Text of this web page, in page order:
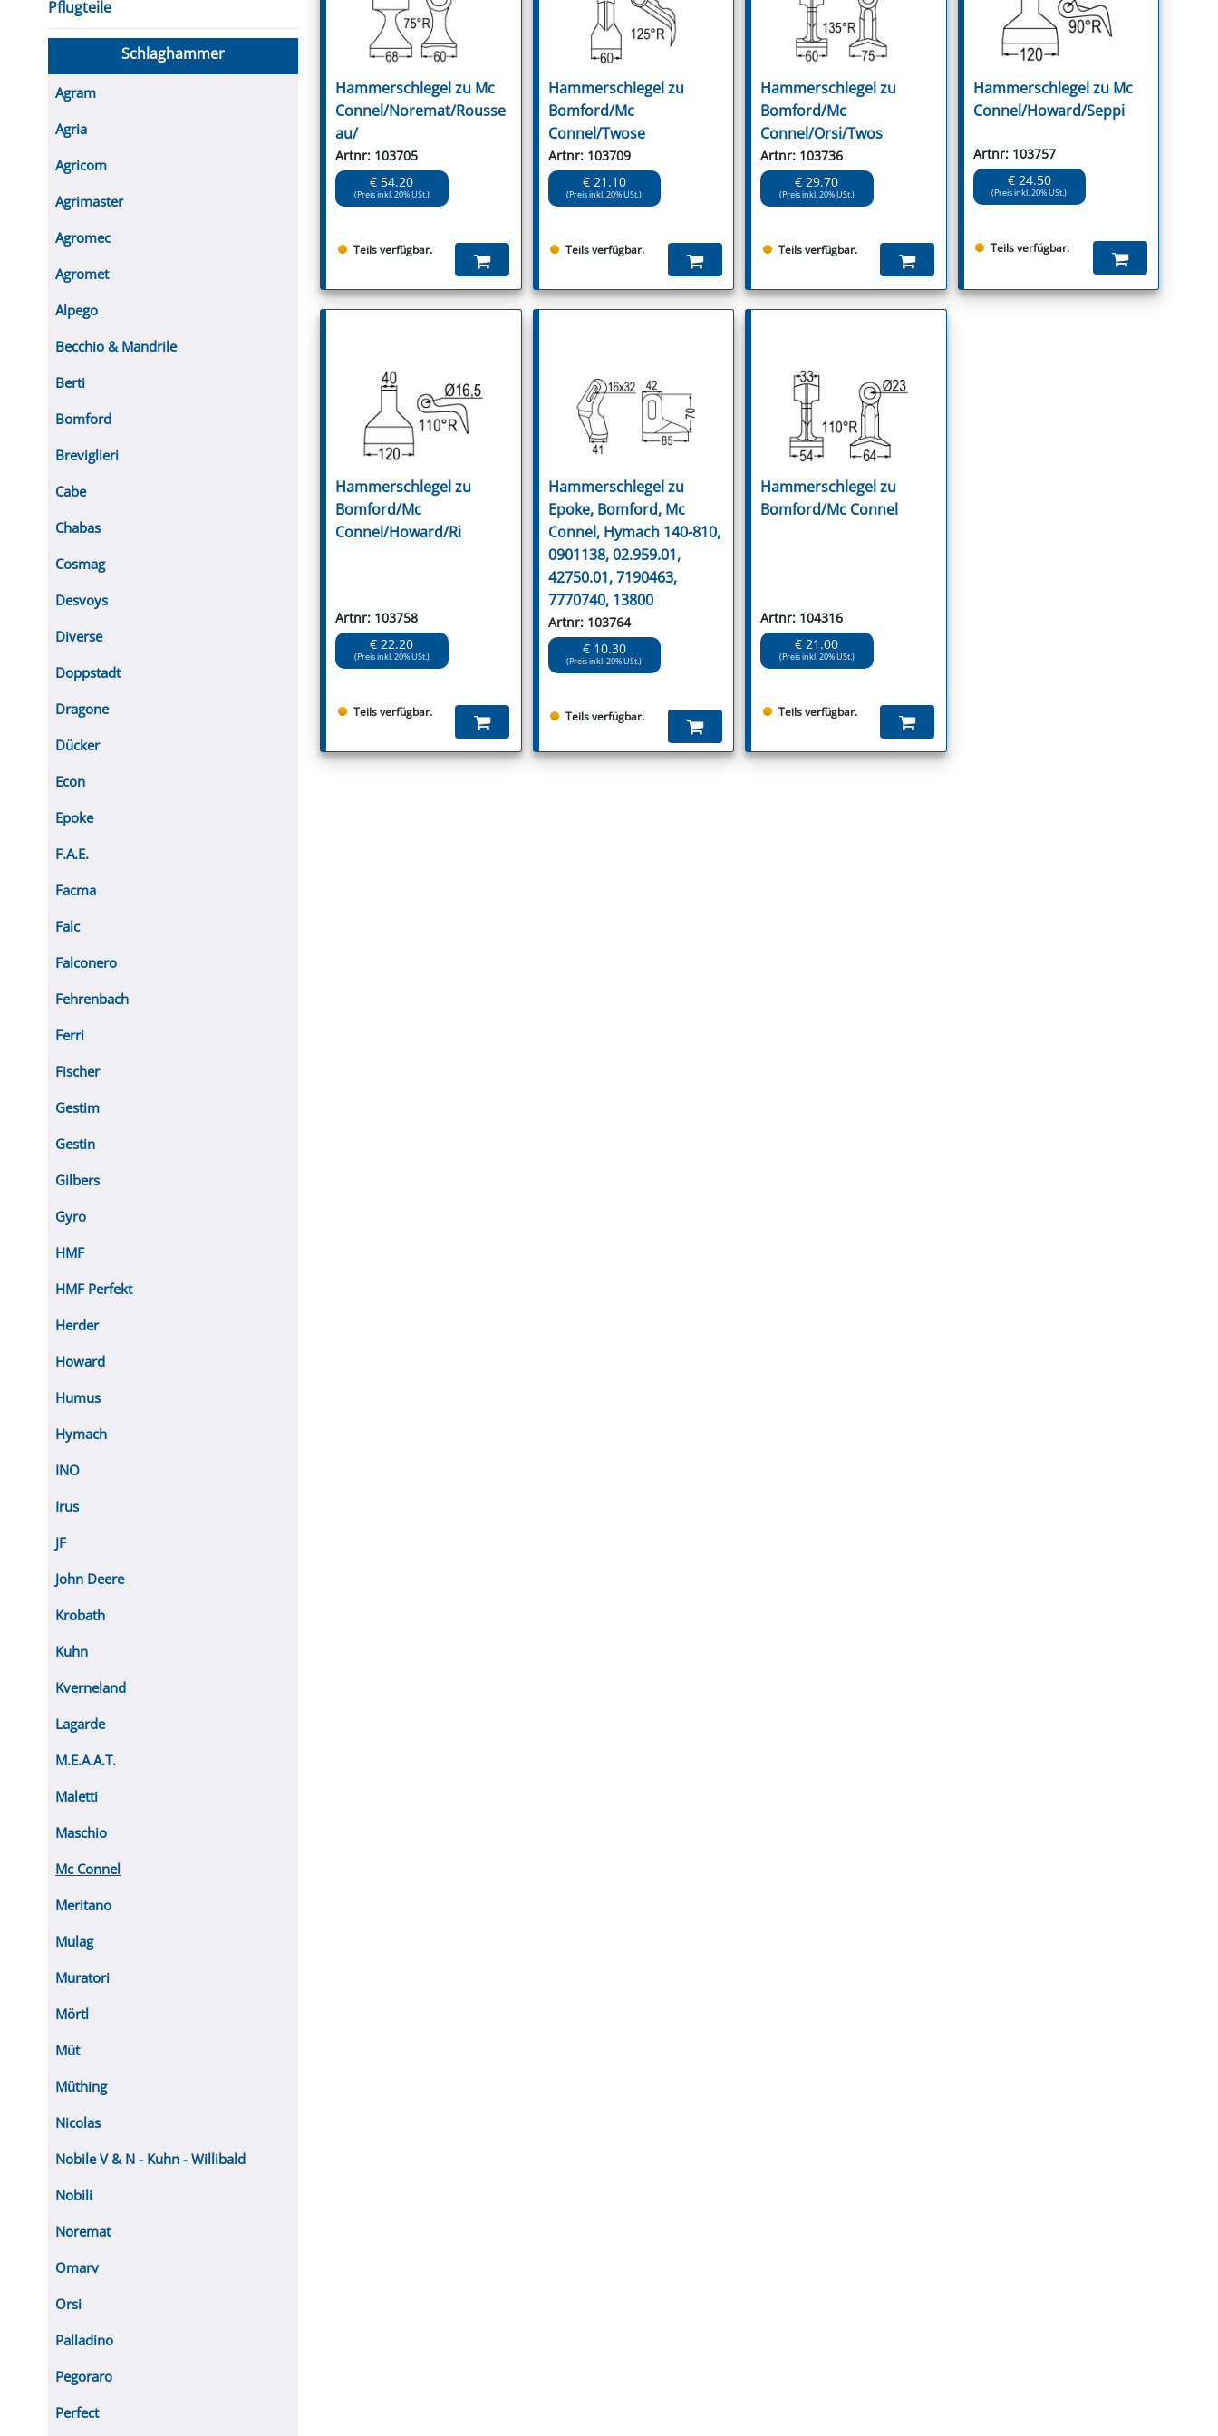
Pflugteile
Schlaghammer
Agram
Agria
Agricom
Agrimaster
Agromec
Agromet
Alpego
Becchio & Mandrile
Berti
Bomford
Breviglieri
Cabe
Chabas
Cosmag
Desvoys
Diverse
Doppstadt
Dragone
Dücker
Econ
Epoke
F.A.E.
Facma
Falc
Falconero
Fehrenbach
Ferri
Fischer
Gestim
Gestin
Gilbers
Gyro
HMF
HMF Perfekt
Herder
Howard
Humus
Hymach
INO
Irus
JF
John Deere
Krobath
Kuhn
Kverneland
Lagarde
M.E.A.A.T.
Maletti
Maschio
Mc Connel
Meritano
Mulag
Muratori
Mörtl
Müt
Müthing
Nicolas
Nobile V & N - Kuhn - Willibald
Nobili
Noremat
Omarv
Orsi
Palladino
Pegoraro
Perfect
Hammerschlegel zu Mc
Connel/Noremat/Rousse
au/
Artnr: 103705
€ 54.20
(Preis inkl. 20% USt.)
Teils verfügbar.
Hammerschlegel zu
Bomford/Mc
Connel/Twose
Artnr: 103709
€ 21.10
(Preis inkl. 20% USt.)
Teils verfügbar.
Hammerschlegel zu
Bomford/Mc
Connel/Orsi/Twos
Artnr: 103736
€ 29.70
(Preis inkl. 20% USt.)
Teils verfügbar.
Hammerschlegel zu Mc
Connel/Howard/Seppi
Artnr: 103757
€ 24.50
(Preis inkl. 20% USt.)
Teils verfügbar.
Hammerschlegel zu
Bomford/Mc
Connel/Howard/Ri
Artnr: 103758
€ 22.20
(Preis inkl. 20% USt.)
Teils verfügbar.
Hammerschlegel zu
Epoke, Bomford, Mc
Connel, Hymach 140-810,
0901138, 02.959.01,
42750.01, 7190463,
7770740, 13800
Artnr: 103764
€ 10.30
(Preis inkl. 20% USt.)
Teils verfügbar.
Hammerschlegel zu
Bomford/Mc Connel
Artnr: 104316
€ 21.00
(Preis inkl. 20% USt.)
Teils verfügbar.